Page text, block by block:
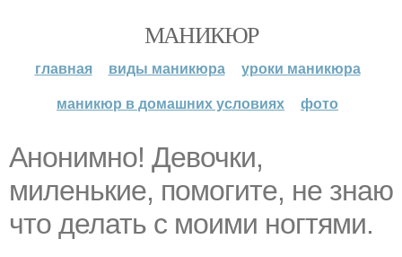
МАНИКЮР
главная виды маникюра
уроки маникюра
маникюр в домашних условиях
фото
Анонимно! Девочки,
миленькие, помогите, не знаю
что делать с моими ногтями.